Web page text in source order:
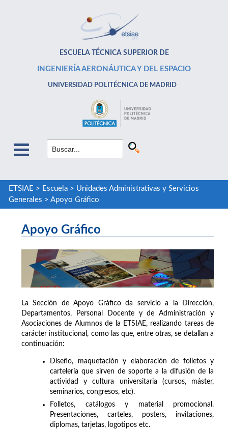
ESCUELA TÉCNICA SUPERIOR DE
INGENIERÍA AERONÁUTICA Y DEL ESPACIO
UNIVERSIDAD POLITÉCNICA DE MADRID
ETSIAE > Escuela> Unidades Administrativas y Servicios
Generales > Apoyo Gráfico
Apoyo Gráfico
La Sección de Apoyo Gráfico da servicio a la Dirección,
Departamentos, Personal Docente y de Administración y
Asociaciones de Alumnos de la ETSIAE, realizando tareas de
carácter institucional, como las que, entre otras, se detallan a
continuación:
Diseño, maquetación y elaboración de folletos y
cartelería que sirven de soporte a la difusión de la
actividad y cultura universitaria (cursos, máster,
seminarios, congresos, etc).
Folletos, catálogos y material promocional.
Presentaciones, carteles, posters, invitaciones,
diplomas, tarjetas, logotipos etc.